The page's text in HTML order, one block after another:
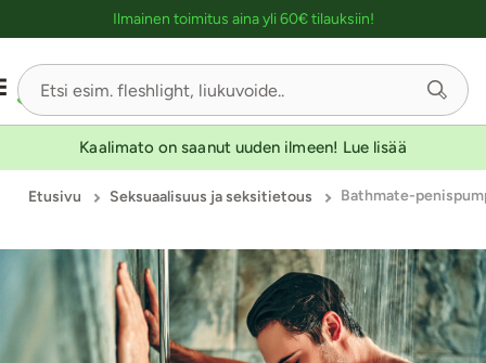
Ilmainen toimitus aina yli 60€ tilauksiin!
Kaalimato on saanut uuden ilmeen! Lue lisää
Etusivu Seksuaalisuus ja seksitietous